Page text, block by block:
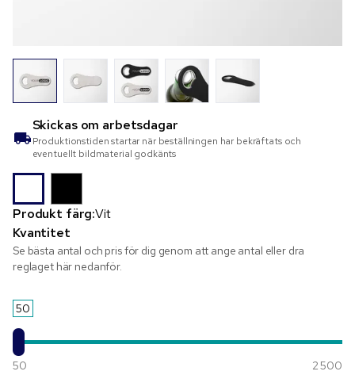
Skickas om arbetsdagar
Produktionstiden startar när beställningen har bekräftats och
eventuellt bildmaterial godkänts
Produkt färg:Vit
Kvantitet
Se bästa antal och pris för dig genom att ange antal eller dra
reglaget här nedanför.
50
50 2 500